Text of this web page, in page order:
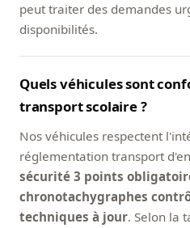
peut traiter des demandes
disponibilités.
Quels véhicules sont
transport scolaire ?
Nos véhicules respectent
réglementation transport
sécurité 3 points
chronotachygraphes
techniques à jour. Selon la